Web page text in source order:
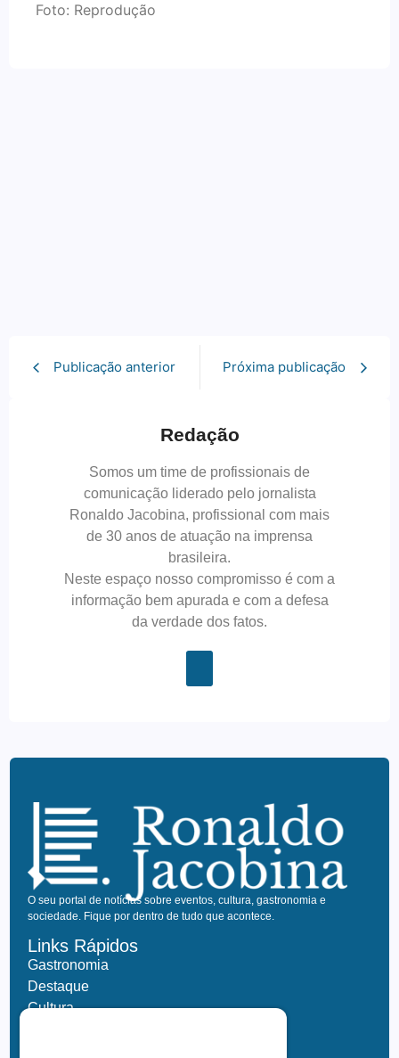
Foto: Reprodução
Publicação anterior Próxima publicação
Redação
Somos um time de profissionais de
comunicação liderado pelo jornalista
Ronaldo Jacobina, profissional com mais
de 30 anos de atuação na imprensa
brasileira.
Neste espaço nosso compromisso é com a
informação bem apurada e com a defesa
da verdade dos fatos.
O seu portal de notícias sobre eventos, cultura, gastronomia e
sociedade. Fique por dentro de tudo que acontece.
Links Rápidos
Gastronomia
Destaque
Cultura